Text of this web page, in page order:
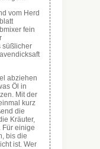
vom Herd
fein
süßlicher
abziehen
Öl in
Mit der
kurz
die
Kräuter,
Für einige
bis die
ist. Wer